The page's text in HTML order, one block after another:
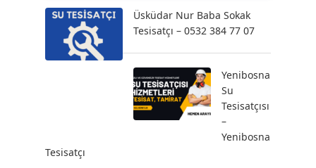
Üsküdar Nur Baba Sokak
Tesisatçı – 0532 384 77 07
Yenibosna
Su
Tesisatçısı
–
Yenibosna
Tesisatçı